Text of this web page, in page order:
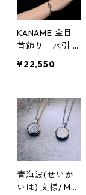
KANAME 金目
首飾り 水引 /
onal Japanese
cessory
¥22,550
青海波(せいが
いは) 文様/ Mo